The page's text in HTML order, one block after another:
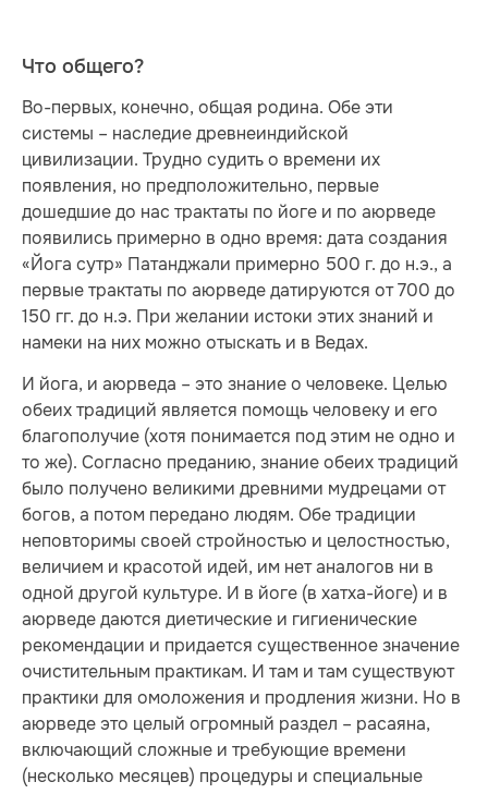
Что общего?
Во-первых, конечно, общая родина. Обе эти
системы – наследие древнеиндийской
цивилизации. Трудно судить о времени их
появления, но предположительно, первые
дошедшие до нас трактаты по йоге и по аюрведе
появились примерно в одно время: дата создания
«Йога сутр» Патанджали примерно 500 г. до н.э., а
первые трактаты по аюрведе датируются от 700 до
150 гг. до н.э. При желании истоки этих знаний и
намеки на них можно отыскать и в Ведах.
И йога, и аюрведа – это знание о человеке. Целью
обеих традиций является помощь человеку и его
благополучие (хотя понимается под этим не одно и
то же). Согласно преданию, знание обеих традиций
было получено великими древними мудрецами от
богов, а потом передано людям. Обе традиции
неповторимы своей стройностью и целостностью,
величием и красотой идей, им нет аналогов ни в
одной другой культуре. И в йоге (в хатха-йоге) и в
аюрведе даются диетические и гигиенические
рекомендации и придается существенное значение
очистительным практикам. И там и там существуют
практики для омоложения и продления жизни. Но в
аюрведе это целый огромный раздел – расаяна,
включающий сложные и требующие времени
(несколько месяцев) процедуры и специальные